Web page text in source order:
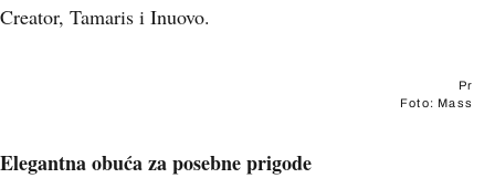
Creator, Tamaris i Inuovo.
Pr
Foto: Mass
Elegantna obuća za posebne prigode